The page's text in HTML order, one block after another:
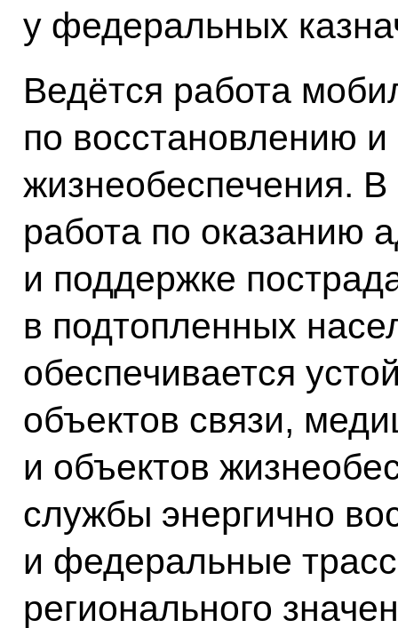
у федеральных
Ведётся работа
по восстановлению и
жизнеобеспечения. В
работа по оказанию
и поддержке
в подтопленных
обеспечивается
объектов связи,
и объектов
службы энергично
и федеральные
регионального